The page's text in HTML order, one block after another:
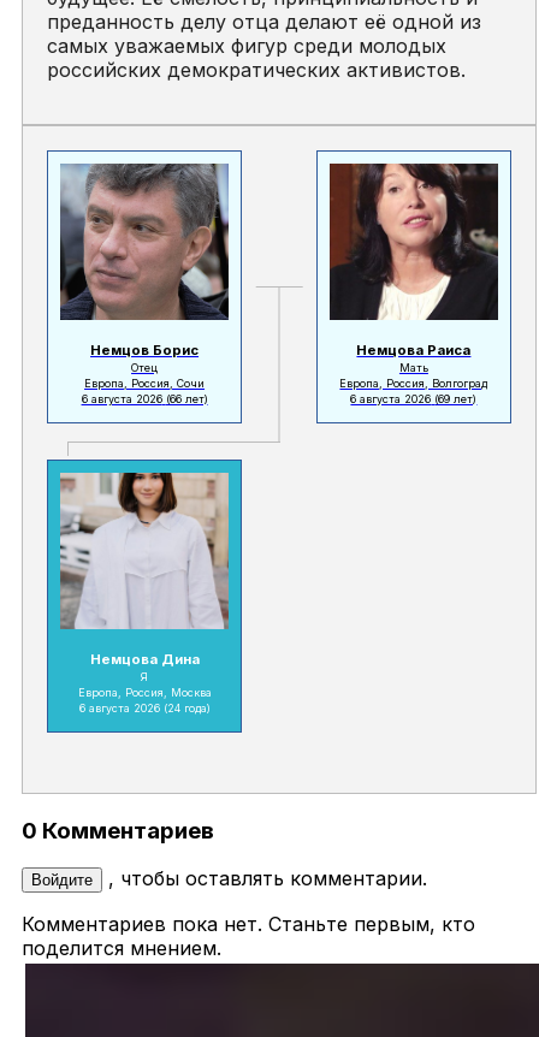
преданность делу отца делают её одной из
самых уважаемых фигур среди молодых
российских демократических активистов.
Немцов Борис
Отец
Европа, Россия, Сочи
6 августа 2026 (66 лет)
Немцова Раиса
Мать
Европа, Россия, Волгоград
6 августа 2026 (69 лет)
Немцова Дина
Я
Европа, Россия, Москва
6 августа 2026 (24 года)
0 Комментариев
Войдите
, чтобы оставлять комментарии.
Комментариев пока нет. Станьте первым, кто
поделится мнением.